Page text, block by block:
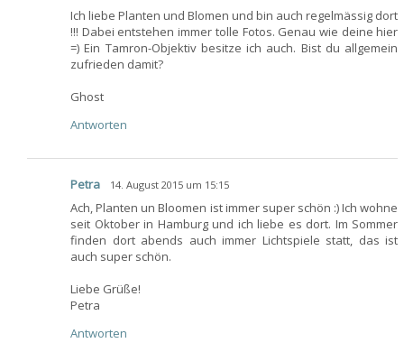
Ich liebe Planten und Blomen und bin auch regelmässig dort
!!! Dabei entstehen immer tolle Fotos. Genau wie deine hier
=) Ein Tamron-Objektiv besitze ich auch. Bist du allgemein
zufrieden damit?
Ghost
Antworten
Petra 14. August 2015 um 15:15
Ach, Planten un Bloomen ist immer super schön :) Ich wohne
seit Oktober in Hamburg und ich liebe es dort. Im Sommer
finden dort abends auch immer Lichtspiele statt, das ist
auch super schön.
Liebe Grüße!
Petra
Antworten